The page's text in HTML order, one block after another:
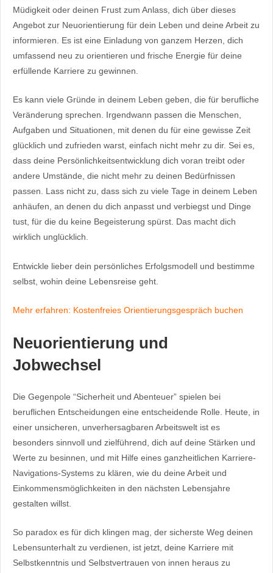
Müdigkeit oder deinen Frust zum Anlass, dich über dieses
Angebot zur Neuorientierung für dein Leben und deine Arbeit zu
informieren. Es ist eine Einladung von ganzem Herzen, dich
umfassend neu zu orientieren und frische Energie für deine
erfüllende Karriere zu gewinnen.
Es kann viele Gründe in deinem Leben geben, die für berufliche
Veränderung sprechen. Irgendwann passen die Menschen,
Aufgaben und Situationen, mit denen du für eine gewisse Zeit
glücklich und zufrieden warst, einfach nicht mehr zu dir. Sei es,
dass deine Persönlichkeitsentwicklung dich voran treibt oder
andere Umstände, die nicht mehr zu deinen Bedürfnissen
passen. Lass nicht zu, dass sich zu viele Tage in deinem Leben
anhäufen, an denen du dich anpasst und verbiegst und Dinge
tust, für die du keine Begeisterung spürst. Das macht dich
wirklich unglücklich.
Entwickle lieber dein persönliches Erfolgsmodell und bestimme
selbst, wohin deine Lebensreise geht.
Mehr erfahren: Kostenfreies Orientierungsgespräch buchen
Neuorientierung und
Jobwechsel
Die Gegenpole “Sicherheit und Abenteuer” spielen bei
beruflichen Entscheidungen eine entscheidende Rolle. Heute, in
einer unsicheren, unverhersagbaren Arbeitswelt ist es
besonders sinnvoll und zielführend, dich auf deine Stärken und
Werte zu besinnen, und mit Hilfe eines ganzheitlichen Karriere-
Navigations-Systems zu klären, wie du deine Arbeit und
Einkommensmöglichkeiten in den nächsten Lebensjahre
gestalten willst.
So paradox es für dich klingen mag, der sicherste Weg deinen
Lebensunterhalt zu verdienen, ist jetzt, deine Karriere mit
Selbstkenntnis und Selbstvertrauen von innen heraus zu